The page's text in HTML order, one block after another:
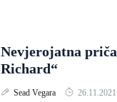
Nevjerojatna
Richard“
Sead Vegara 26.11.2021.